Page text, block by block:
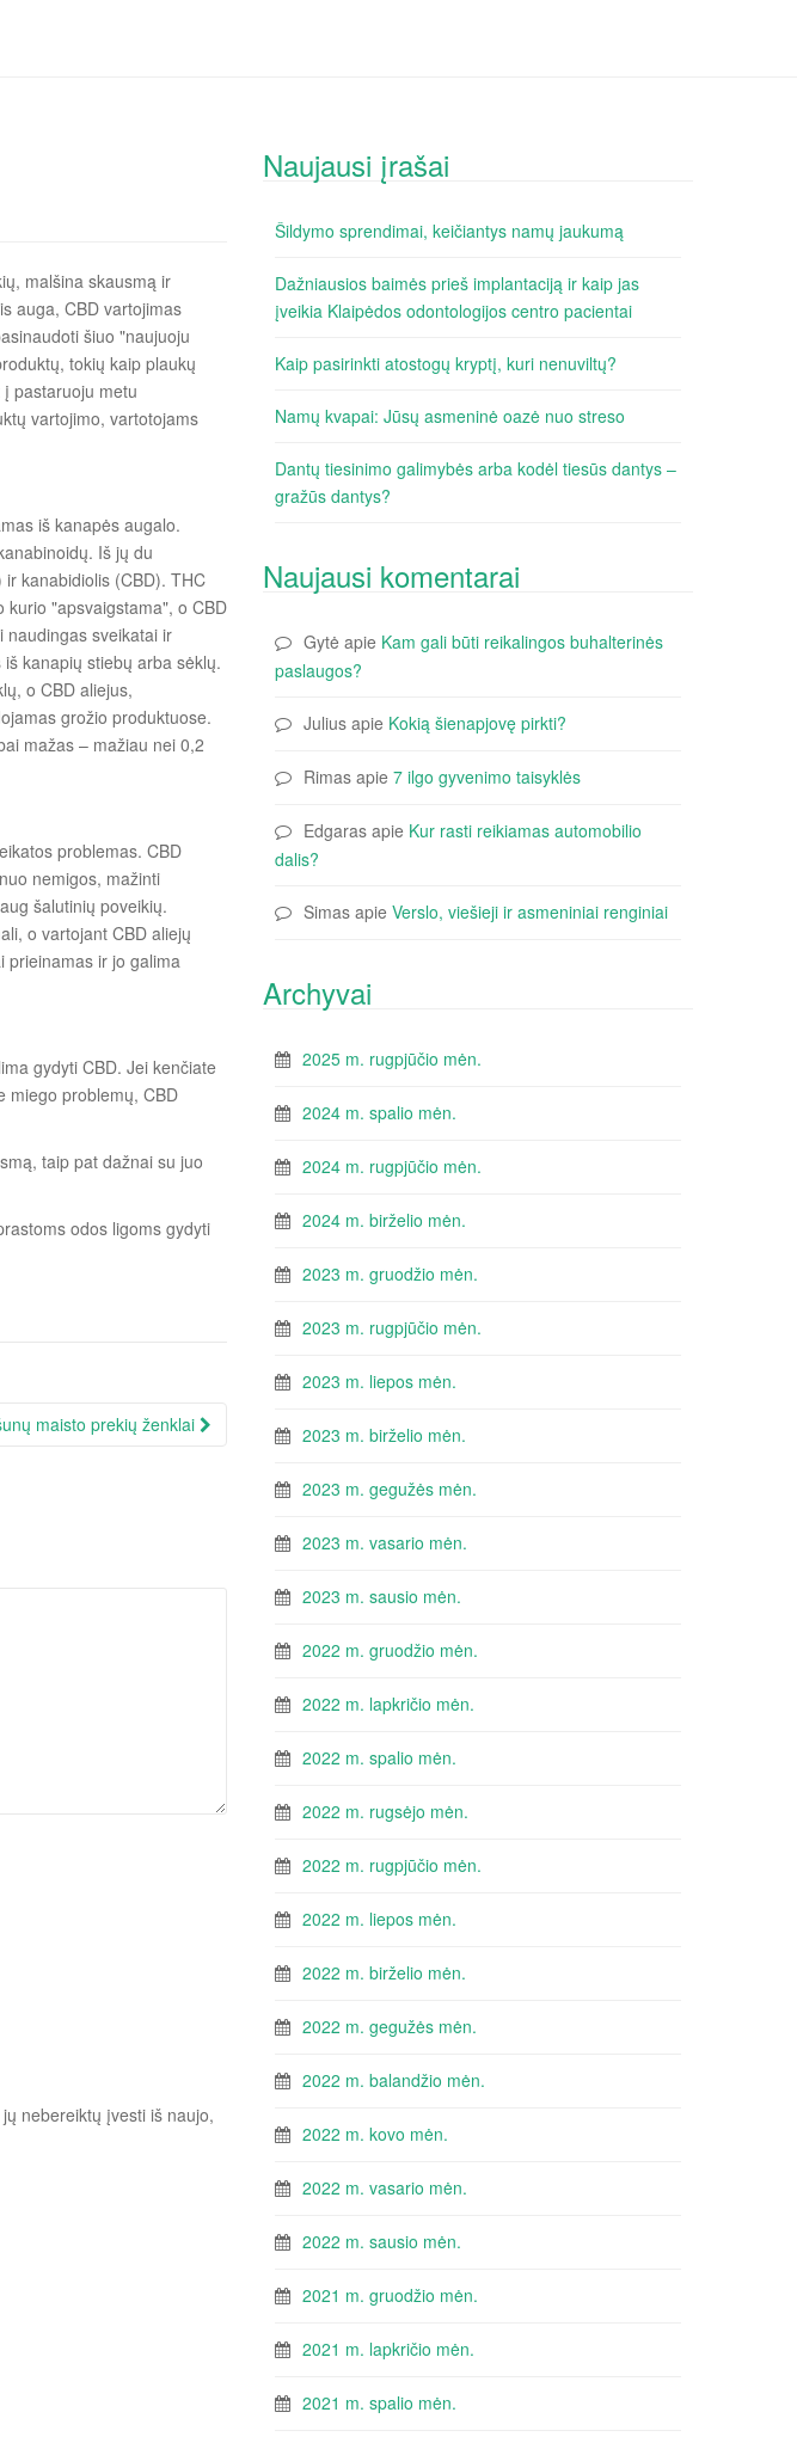
malšina skausmą ir
auga, CBD vartojimas
šiuo "naujuoju
tokių kaip plaukų
pastaruoju metu
vartojimo, vartotojams
iš kanapės augalo.
Iš jų du
kanabidiolis (CBD). THC
kurio "apsvaigstama", o CBD
naudingas sveikatai ir
kanapių stiebų arba sėklų.
o CBD aliejus,
grožio produktuose.
mažas – mažiau nei 0,2
problemas. CBD
nemigos, mažinti
šalutinių poveikių.
o vartojant CBD aliejų
prieinamas ir jo galima
gydyti CBD. Jei kenčiate
miego problemų, CBD
taip pat dažnai su juo
odos ligoms gydyti
maisto prekių ženklai
nebereiktų įvesti iš naujo,
Naujausi įrašai
Šildymo sprendimai, keičiantys namų jaukumą
Dažniausios baimės prieš implantaciją ir kaip jas
įveikia Klaipėdos odontologijos centro pacientai
Kaip pasirinkti atostogų kryptį, kuri nenuviltų?
Namų kvapai: Jūsų asmeninė oazė nuo streso
Dantų tiesinimo galimybės arba kodėl tiesūs dantys –
gražūs dantys?
Naujausi komentarai
Gytė apie Kam gali būti reikalingos buhalterinės
paslaugos?
Julius apie Kokią šienapjovę pirkti?
Rimas apie 7 ilgo gyvenimo taisyklės
Edgaras apie Kur rasti reikiamas automobilio
dalis?
Simas apie Verslo, viešieji ir asmeniniai renginiai
Archyvai
2025 m. rugpjūčio mėn.
2024 m. spalio mėn.
2024 m. rugpjūčio mėn.
2024 m. birželio mėn.
2023 m. gruodžio mėn.
2023 m. rugpjūčio mėn.
2023 m. liepos mėn.
2023 m. birželio mėn.
2023 m. gegužės mėn.
2023 m. vasario mėn.
2023 m. sausio mėn.
2022 m. gruodžio mėn.
2022 m. lapkričio mėn.
2022 m. spalio mėn.
2022 m. rugsėjo mėn.
2022 m. rugpjūčio mėn.
2022 m. liepos mėn.
2022 m. birželio mėn.
2022 m. gegužės mėn.
2022 m. balandžio mėn.
2022 m. kovo mėn.
2022 m. vasario mėn.
2022 m. sausio mėn.
2021 m. gruodžio mėn.
2021 m. lapkričio mėn.
2021 m. spalio mėn.